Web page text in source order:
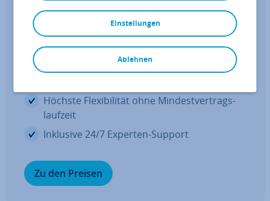
IONOS CLOUD Compute Engine
Die ideale IaaS für Ihre Workloads
Kos­ten­güns­ti­ge vCPUs und leis­tungs­star­ke
Höchste Fle­xi­bi­li­tät ohne Min­dest­ver­trags­
lauf­zeit
Inklusive 24/7 Experten-Support
Zu den Preisen
Ablehnen
Einstellungen